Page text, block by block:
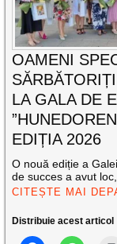
OAMENI
LA GALA DE
EDIȚIA 2026
O nouă ediție a
de succes a avut
CITEȘTE MAI
Distribuie acest articol